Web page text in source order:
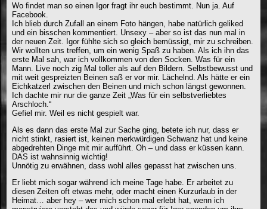
Wo findet man so einen Igor fragt ihr euch bestimmt. Nun ja. Auf
Facebook.
Ich blieb durch Zufall an einem Foto hängen, habe natürlich geliked
und ein bisschen kommentiert. Unsexy – aber so ist das nun mal in
der neuen Zeit. Igor fühlte sich so gleich bemüssigt, mir zu schreiben.
Wir wollten uns treffen, um ein wenig Spaß zu haben. Als ich ihn das
erste Mal sah, war ich vollkommen von den Socken. Was für ein
Mann. Live noch zig Mal toller als auf den Bildern. Selbstbewusst und
mit weit gespreizten Beinen saß er vor mir. Lächelnd. Als hätte er ein
Eichkatzerl zwischen den Beinen und mich schon längst gewonnen.
Ich dachte mir nur die ganze Zeit „Was für ein selbstverliebtes
Arschloch.“
Gefiel mir. Weil es nicht gespielt war.
Als es dann das erste Mal zur Sache ging, betete ich nur, dass er
nicht stinkt, rasiert ist, keinen merkwürdigen Schwanz hat und keine
abgedrehten Dinge mit mir aufführt. Oh – und dass er küssen kann.
DAS ist wahnsinnig wichtig!
Unnötig zu erwähnen, dass wohl alles gepasst hat zwischen uns.
Er liebt mich sogar während ich meine Tage habe. Er arbeitet zu
diesen Zeiten oft etwas mehr, oder macht einen Kurzurlaub in der
Heimat… aber hey – wer mich schon mal erlebt hat, wenn ich